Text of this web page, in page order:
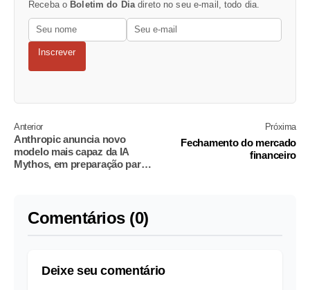
Receba o Boletim do Diadireto no seu e-mail, todo dia.
Inscrever
Anterior
Anthropic anuncia novo
modelo mais capaz da IA
Mythos, em preparação para
Próxima
Fechamento do mercado
financeiro
Comentários (0)
Deixe seu comentário